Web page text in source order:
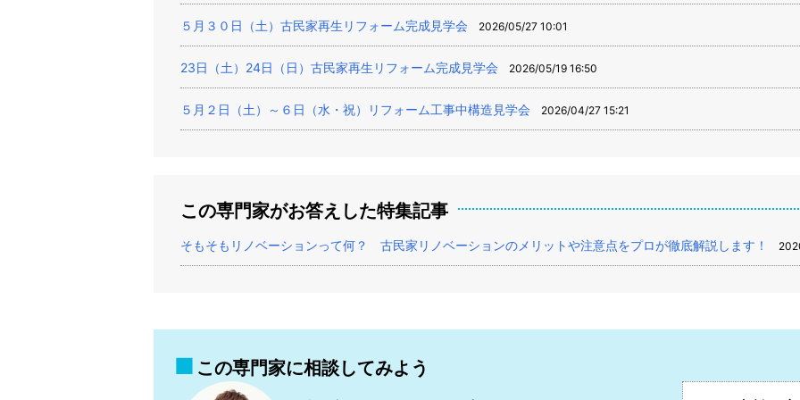
５月３０日（土）古民家再生リフォーム完成見学会 2026/05/27 10:01
23日（土）24日（日）古民家再生リフォーム完成見学会 2026/05/19 16:50
５月２日（土）～６日（水・祝）リフォーム工事中構造見学会 2026/04/27 15:21
この専門家がお答えした特集記事
そもそもリノベーションって何？ 古民家リノベーションのメリットや注意点をプロが徹底解説します！
この専門家に相談してみよう